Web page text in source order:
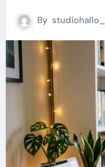
By studiohallo_